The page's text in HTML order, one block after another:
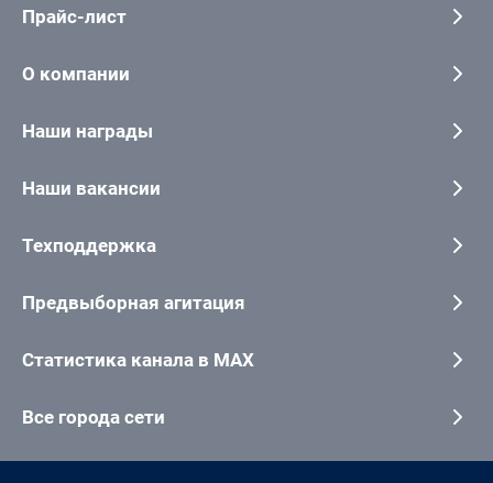
Прайс-лист
О компании
Наши награды
Наши вакансии
Техподдержка
Предвыборная агитация
Статистика канала в MAX
Все города сети